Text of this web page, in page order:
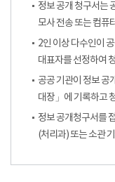
정보 공개 청구서는
모사 전송 또는 컴퓨
2인 이상 다수인이
대표자를 선정하여
공공 기관이 정보 공
대장」에 기록하고
정보 공개청구서를
(처리과) 또는 소관